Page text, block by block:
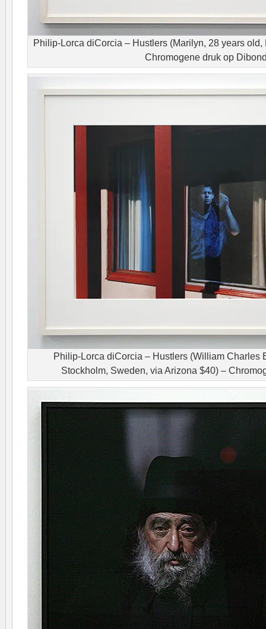
Philip-Lorca diCorcia – Hustlers (Marilyn, 28 years
Chromogene druk op
Philip-Lorca diCorcia – Hustlers (William Charles
Stockholm, Sweden, via Arizona $40) –